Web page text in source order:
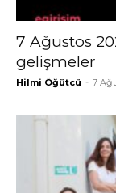
7 Ağustos
gelişmeler
Hilmi Öğütcü - 7